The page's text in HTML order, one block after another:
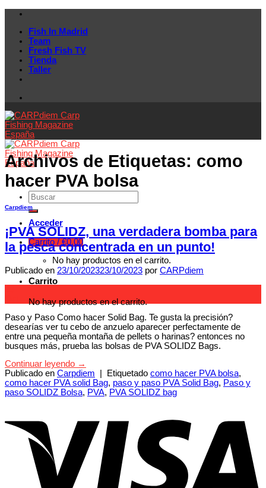
Skip
contentFish In Madrid
Team
Fresh Fish TV
Tienda
Taller
Acceder
Carrito / €0.00
No hay productos en el carrito.
Carrito
No hay productos en el carrito.
Archivos de Etiquetas: como
hacer PVA bolsa
Carpdiem
¡PVA SOLIDZ, una verdadera bomba para
la pesca concentrada en un punto!
Publicado en 23/10/202323/10/2023 por CARPdiem
Paso y Paso Como hacer Solid Bag. Te gusta la precisión?
desearías ver tu cebo de anzuelo aparecer perfectamente de
entre una pequeña montaña de pellets o harinas? entonces no
busques más, prueba las bolsas de PVA SOLIDZ Bags.
Continuar leyendo →
Publicado en Carpdiem Etiquetado como hacer PVA bolsa,
como hacer PVA solid Bag, paso y paso PVA Solid Bag, Paso y
paso SOLIDZ Bolsa, PVA, PVA SOLIDZ bag